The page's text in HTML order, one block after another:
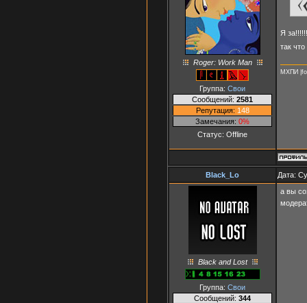
Roger: Work Man
Группа: Свои
Сообщений: 2581
Репутация: 148
Замечания: 0%
Статус: Offline
Я
так
МХПИ
Black_Lo Дата:
Black and Lost
Группа: Свои
Сообщений: 344
а вы